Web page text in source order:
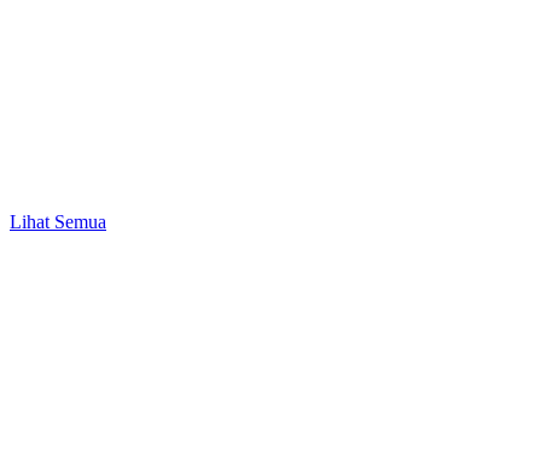
Lihat Semua